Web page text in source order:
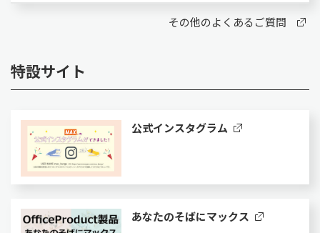
その他のよくあるご質問
特設サイト
公式インスタグラム
あなたのそばにマックス